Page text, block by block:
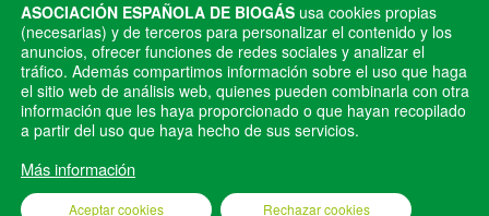
AEBIG © 2025
AVISO LEGAL
POLÍTICA DE PRIVACIDAD
ASOCIACIÓN ESPAÑOLA DE BIOGÁS usa cookies propias
(necesarias) y de terceros para personalizar el contenido y los
anuncios, ofrecer funciones de redes sociales y analizar el
tráfico. Además compartimos información sobre el uso que haga
el sitio web de análisis web, quienes pueden combinarla con otra
información que les haya proporcionado o que hayan recopilado
a partir del uso que haya hecho de sus servicios.
Más información
Aceptar cookies Rechazar cookies